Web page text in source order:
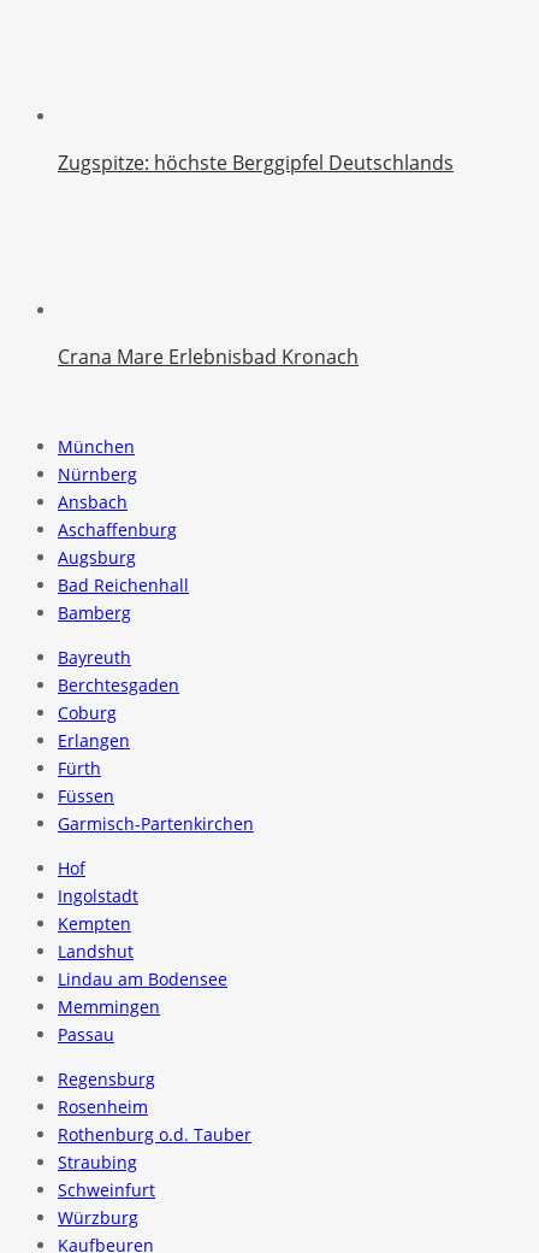
Zugspitze: höchste Berggipfel Deutschlands
Crana Mare Erlebnisbad Kronach
München
Nürnberg
Ansbach
Aschaffenburg
Augsburg
Bad Reichenhall
Bamberg
Bayreuth
Berchtesgaden
Coburg
Erlangen
Fürth
Füssen
Garmisch-Partenkirchen
Hof
Ingolstadt
Kempten
Landshut
Lindau am Bodensee
Memmingen
Passau
Regensburg
Rosenheim
Rothenburg o.d. Tauber
Straubing
Schweinfurt
Würzburg
Kaufbeuren